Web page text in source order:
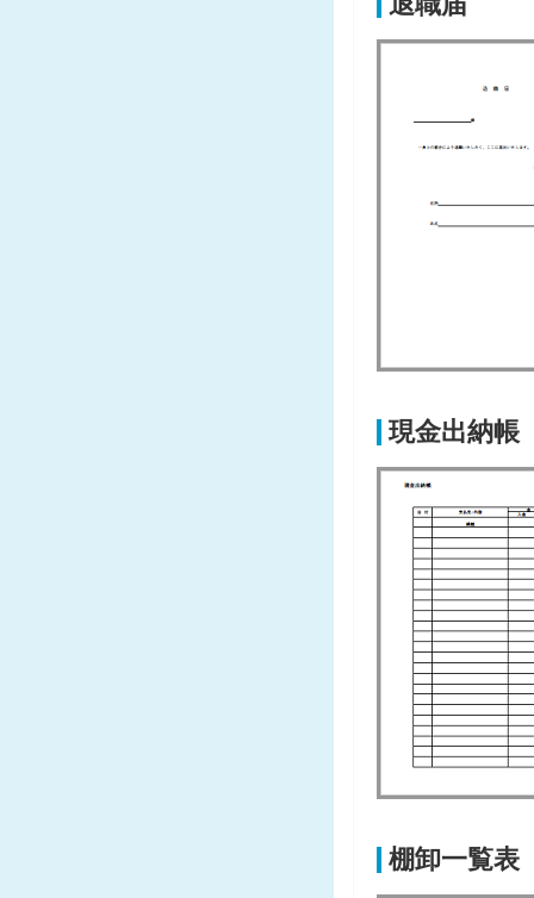
現金出納帳
棚卸一覧表